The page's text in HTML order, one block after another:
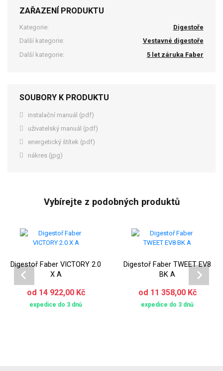
ZAŘAZENÍ PRODUKTU
Kategorie:
Digestoře
Další kategorie:
Vestavné digestoře
Další kategorie:
5 let záruka Faber
SOUBORY K PRODUKTU
instalační manuál (pdf)
uživatelský manuál (pdf)
energetický štítek (pdf)
nákres (jpg)
Vybírejte z podobných produktů
Digestoř Faber VICTORY 2.0
X A
od 14 922,00 Kč
expedice do 3 dnů
Digestoř Faber TWEET EV8
BK A
od 11 358,00 Kč
expedice do 3 dnů